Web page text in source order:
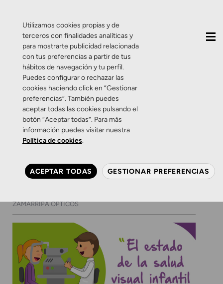
Etiqueta:visión infantil
Salud Visual Zamarripa
“Ver para aprender” ¿Tu hijo
que ve bien
ZAMARRIPA ÓPTICOS
Utilizamos cookies propias y de
terceros con finalidades analíticas y
para mostrarte publicidad relacionada
con tus preferencias a partir de tus
hábitos de navegación y tu perfil.
Puedes configurar o rechazar las
cookies haciendo click en “Gestionar
preferencias”. También puedes
aceptar todas las cookies pulsando el
botón “Aceptar todas”. Para más
información puedes visitar nuestra
Política de cookies.
ACEPTAR TODAS GESTIONAR PREFERENCIAS